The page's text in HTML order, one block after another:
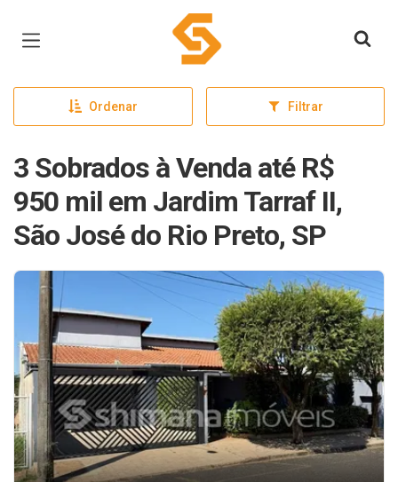
Página inicial
Ordenar Filtrar
3 Sobrados à Venda até R$
950 mil em Jardim Tarraf II,
São José do Rio Preto, SP